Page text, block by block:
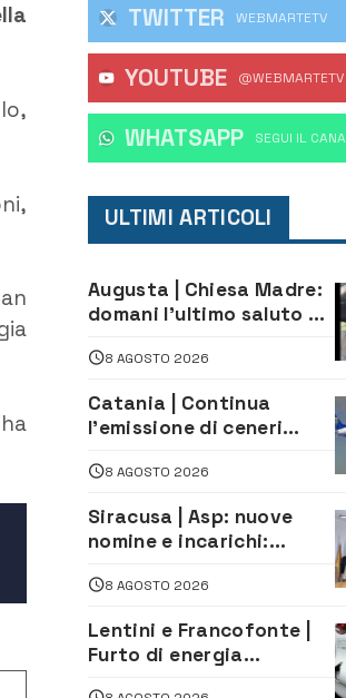
TWITTER WEBMARTETV
YOUTUBE @WEBMARTETV
WHATSAPP ‎SEGUI IL
ULTIMI ARTICOLI
Augusta | Chiesa Madre:
domani l’ultimo saluto ad
morto in un incidente
8 AGOSTO 2026
Catania | Continua
l’emissione di ceneri
attività all’aeroporto di
Fontanarossa
8 AGOSTO 2026
Siracusa | Asp: nuove
nomine e incarichi:
di Sanità pubblica,
Legale
8 AGOSTO 2026
Lentini e Francofonte |
Furto di energia